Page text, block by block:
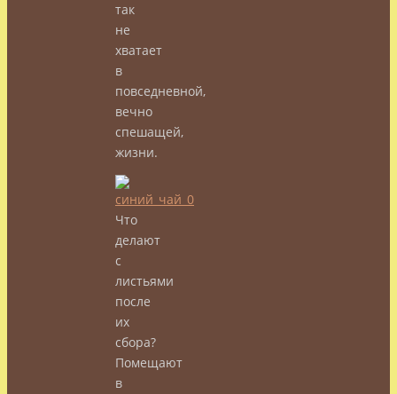
так
не
хватает
в
повседневной,
вечно
спешащей,
жизни.
Что
делают
с
листьями
после
их
сбора?
Помещают
в